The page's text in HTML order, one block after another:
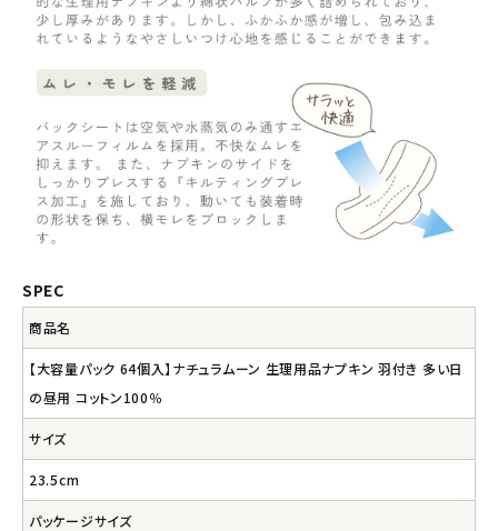
SPEC
商品名
【大容量パック 64個入】ナチュラムーン 生理用品ナプキン 羽付き 多い日
の昼用 コットン100％
サイズ
23.5cm
パッケージサイズ